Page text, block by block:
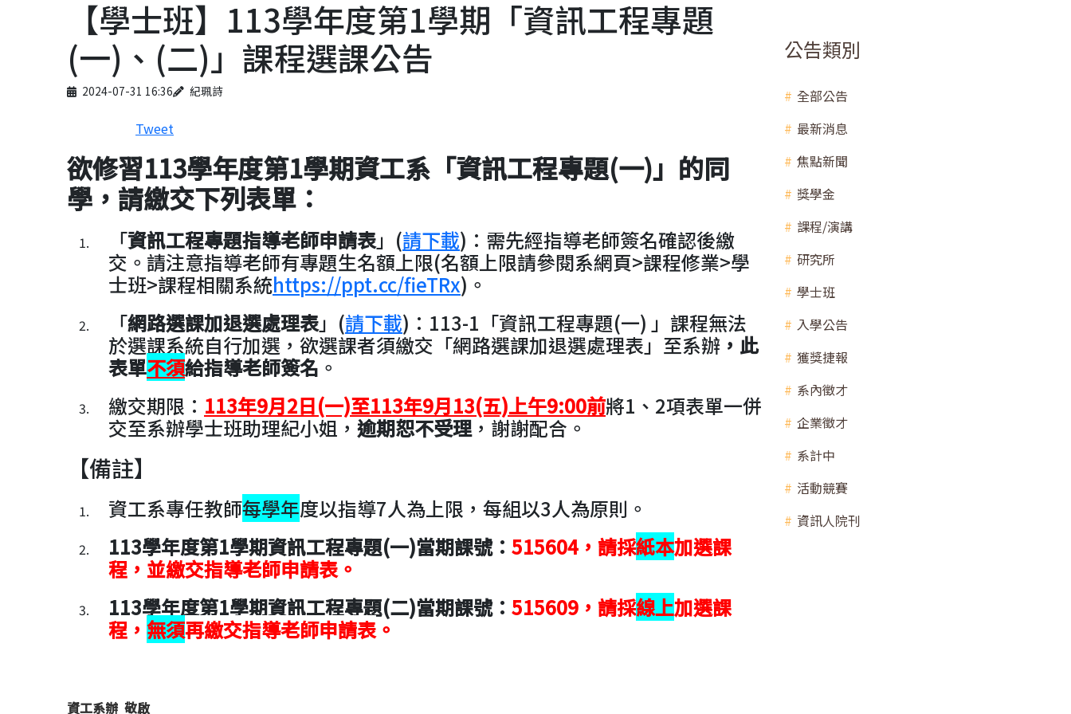
【學士班】113學年度第1學期「資訊工程專題
(一)、(二)」課程選課公告
Published on
2024-07-31 16:36
Author 紀珮詩
Tweet
欲修習113學年度第1學期資工系「資訊工程專題(一)」的同
學，請繳交下列表單：
「資訊工程專題指導老師申請表」(請下載)：需先經指導老師簽名確認後繳
交。請注意指導老師有專題生名額上限(名額上限請參閱系網頁>課程修業>學
士班>課程相關系統https://ppt.cc/fieTRx)。
「網路選課加退選處理表」(請下載)：113-1「資訊工程專題(一) 」課程無法
於選課系統自行加選，欲選課者須繳交「網路選課加退選處理表」至系辦 ，此
表單不須給指導老師簽名 。
繳交期限： 113年9月2日(一)至113年9月13(五)上午9:00前將1、2項表單一併
交至系辦學士班助理紀小姐， 逾期恕不受理，謝謝配合。
【備註】
資工系專任教師每學年度以指導7人為上限，每組以3人為原則。
113學年度第1學期資訊工程專題(一)當期課號： 515604，請採紙本加選課
程 ，並繳交指導老師申請表。
113學年度第1學期資訊工程專題(二)當期課號： 515609， 請採線上加選課
程 ， 無須再繳交指導老師申請表。
資工系辦 敬啟
公告類別
全部公告
最新消息
焦點新聞
獎學金
課程/演講
研究所
學士班
入學公告
獲獎捷報
系內徵才
企業徵才
系計中
活動競賽
資訊人院刊